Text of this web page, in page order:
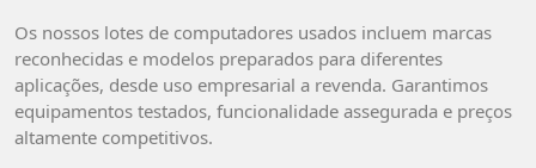
Os nossos lotes de computadores usados incluem marcas
reconhecidas e modelos preparados para diferentes
aplicações, desde uso empresarial a revenda. Garantimos
equipamentos testados, funcionalidade assegurada e preços
altamente competitivos.